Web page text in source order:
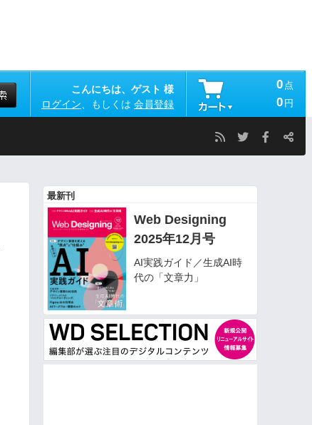
こんにちは、ゲスト 様
ログイン 、もしくは 会員登録
0 点
0 円
最新刊
Web Designing
2025年12月号
AI実践ガイド／生成AI時
代の「文章力」